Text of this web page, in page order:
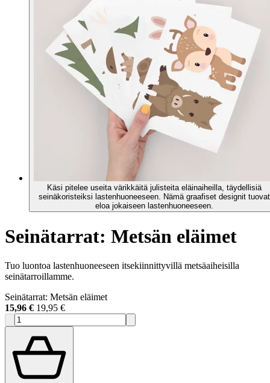
Käsi pitelee useita värikkäitä julisteita eläinaiheilla, täydellisiä
seinäkoristeiksi lastenhuoneeseen. Nämä graafiset designit tuovat
eloa jokaiseen lastenhuoneeseen.
Seinätarrat: Metsän eläimet
Tuo luontoa lastenhuoneeseen itsekiinnittyvillä metsäaiheisilla
seinätarroillamme.
Seinätarrat: Metsän eläimet
15,96 € 19,95 €